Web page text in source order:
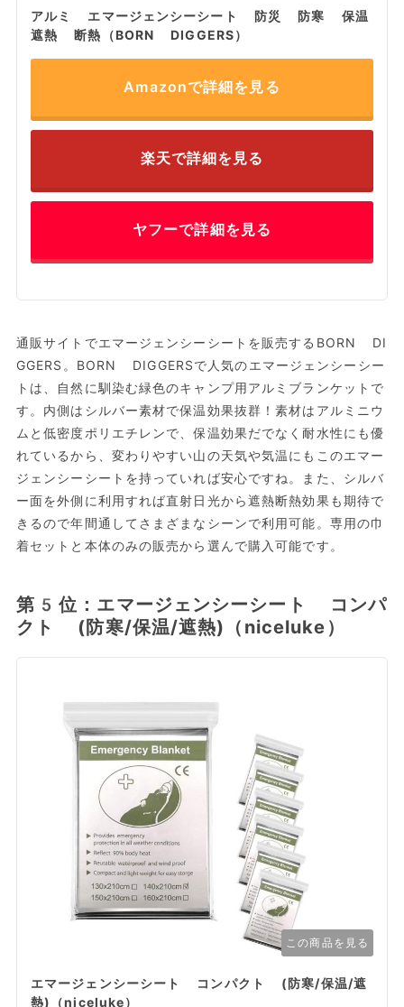
アルミ エマージェンシーシート 防災 防寒 保温
遮熱 断熱（BORN DIGGERS）
Amazonで詳細を見る
楽天で詳細を見る
ヤフーで詳細を見る
通販サイトでエマージェンシーシートを販売するBORN DI
GGERS。BORN DIGGERSで人気のエマージェンシーシー
トは、自然に馴染む緑色のキャンプ用アルミブランケットで
す。内側はシルバー素材で保温効果抜群！素材はアルミニウ
ムと低密度ポリエチレンで、保温効果だでなく耐水性にも優
れているから、変わりやすい山の天気や気温にもこのエマー
ジェンシーシートを持っていれば安心ですね。また、シルバ
ー面を外側に利用すれば直射日光から遮熱断熱効果も期待で
きるので年間通してさまざまなシーンで利用可能。専用の巾
着セットと本体のみの販売から選んで購入可能です。
第5位：エマージェンシーシート コンパ
クト (防寒/保温/遮熱)（niceluke）
この商品を見る
エマージェンシーシート コンパクト (防寒/保温/遮
熱)（niceluke）